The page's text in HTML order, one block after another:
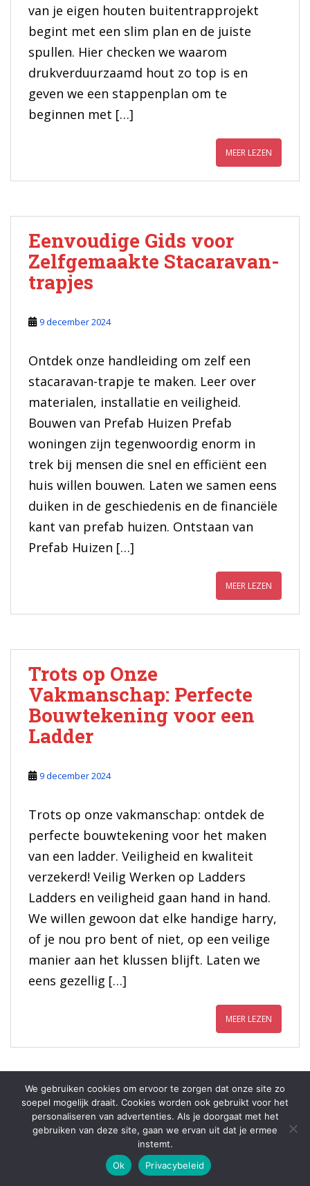
van je eigen houten buitentrapprojekt
begint met een slim plan en de juiste
spullen. Hier checken we waarom
drukverduurzaamd hout zo top is en
geven we een stappenplan om te
beginnen met […]
MEER LEZEN
Eenvoudige Gids voor
Zelfgemaakte Stacaravan-
trapjes
9 december 2024
Ontdek onze handleiding om zelf een
stacaravan-trapje te maken. Leer over
materialen, installatie en veiligheid.
Bouwen van Prefab Huizen Prefab
woningen zijn tegenwoordig enorm in
trek bij mensen die snel en efficiënt een
huis willen bouwen. Laten we samen eens
duiken in de geschiedenis en de financiële
kant van prefab huizen. Ontstaan van
Prefab Huizen […]
MEER LEZEN
Trots op Onze
Vakmanschap: Perfecte
Bouwtekening voor een
Ladder
9 december 2024
Trots op onze vakmanschap: ontdek de
perfecte bouwtekening voor het maken
van een ladder. Veiligheid en kwaliteit
verzekerd! Veilig Werken op Ladders
Ladders en veiligheid gaan hand in hand.
We willen gewoon dat elke handige harry,
of je nou pro bent of niet, op een veilige
manier aan het klussen blijft. Laten we
eens gezellig […]
MEER LEZEN
Zet Je Creativiteit in: Zelf
Een Apotheek Trapje
Maken Met Plezier
We gebruiken cookies om ervoor te zorgen dat onze site zo
soepel mogelijk draait. Cookies worden ook gebruikt voor het
personaliseren van advertenties. Als je doorgaat met het
gebruiken van deze site, gaan we ervan uit dat je ermee
instemt.
Ok
Privacybeleid